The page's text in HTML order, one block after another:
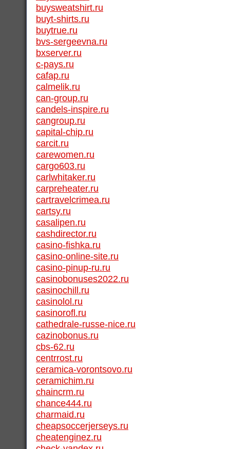
buysweatshirt.ru
buyt-shirts.ru
buytrue.ru
bvs-sergeevna.ru
bxserver.ru
c-pays.ru
cafap.ru
calmelik.ru
can-group.ru
candels-inspire.ru
cangroup.ru
capital-chip.ru
carcit.ru
carewomen.ru
cargo603.ru
carlwhitaker.ru
carpreheater.ru
cartravelcrimea.ru
cartsy.ru
casalipen.ru
cashdirector.ru
casino-fishka.ru
casino-online-site.ru
casino-pinup-ru.ru
casinobonuses2022.ru
casinochill.ru
casinolol.ru
casinorofl.ru
cathedrale-russe-nice.ru
cazinobonus.ru
cbs-62.ru
centrrost.ru
ceramica-vorontsovo.ru
ceramichim.ru
chaincrm.ru
chance444.ru
charmaid.ru
cheapsoccerjerseys.ru
cheatenginez.ru